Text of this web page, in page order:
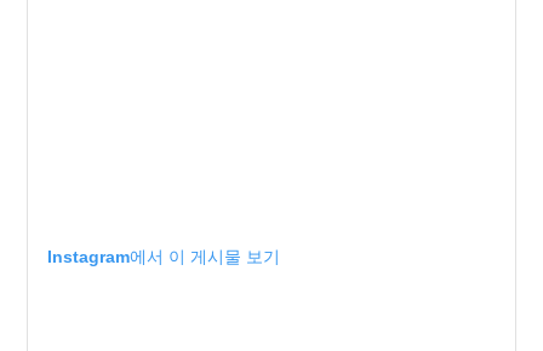
Instagram에서 이 게시물 보기